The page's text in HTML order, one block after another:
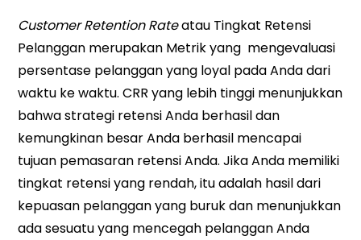
Customer Retention Rateatau Tingkat Retensi
Pelanggan merupakan Metrik yang mengevaluasi
persentase pelanggan yang loyal pada Anda dari
waktu ke waktu. CRR yang lebih tinggi menunjukkan
bahwa strategi retensi Anda berhasil dan
kemungkinan besar Anda berhasil mencapai
tujuan pemasaran retensi Anda. Jika Anda memiliki
tingkat retensi yang rendah, itu adalah hasil dari
kepuasan pelanggan yang buruk dan menunjukkan
ada sesuatu yang mencegah pelanggan Anda